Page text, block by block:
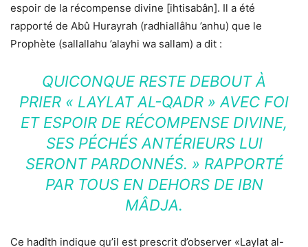
espoir de la récompense divine [ihtisabân]. Il a été
rapporté de Abû Hurayrah (radhiallâhu ’anhu) que le
Prophète (sallallahu ’alayhi wa sallam) a dit :
QUICONQUE RESTE DEBOUT À
PRIER « LAYLAT AL-QADR » AVEC FOI
ET ESPOIR DE RÉCOMPENSE DIVINE,
SES PÉCHÉS ANTÉRIEURS LUI
SERONT PARDONNÉS. » RAPPORTÉ
PAR TOUS EN DEHORS DE IBN
MÂDJA.
Ce hadîth indique qu’il est prescrit d’observer «Laylat al-